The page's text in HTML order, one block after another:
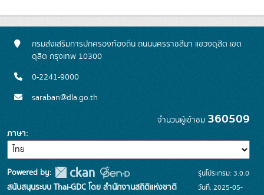
กรมส่งเสริมการปกครองท้องถิ่น ถนนนครราชสีมา แขวงดุสิต เขต
ดุสิต กรุงเทพ 10300
0-2241-9000
saraban@dla.go.th
จำนวนผู้เข้าชม 360509
ภาษา
Powered by:
สนับสนุนระบบ Thai-GDC โดย สำนักงานสถิติแห่งชาติ
รุ่นโปรแกรม: 3.0.0
วันที่: 2025-05-